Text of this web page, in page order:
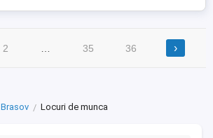
2 35 36 ›
Brasov Locuri de munca